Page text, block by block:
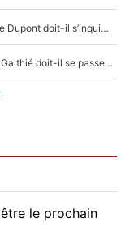
«Le XV de France est meilleur avec Lucu» : Antoine Dupont doit-il s’inquiéter pour sa place ?
Le XV de France a trouvé son remplaçant : Fabien Galthié doit-il se passer d'Antoine Dupont ?
le prochain